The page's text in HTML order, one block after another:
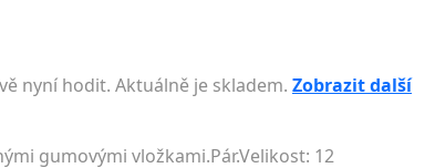
nyní hodit. Aktuálně je skladem. Zobrazit další
gumovými vložkami.Pár.Velikost: 12